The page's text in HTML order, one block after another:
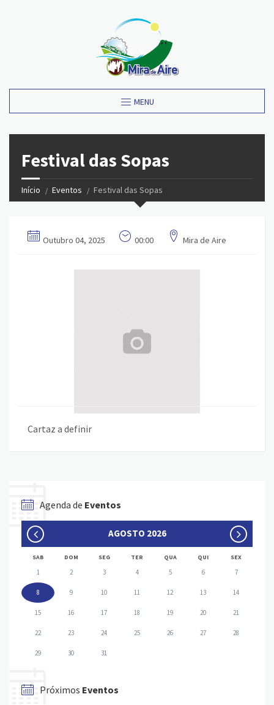
MENU
Festival das Sopas
Início Eventos Festival das Sopas
Outubro 04, 2025 00:00 Mira de Aire
Cartaz a definir
Agenda de Eventos
AGOSTO 2026
SAB DOM SEG TER QUA QUI SEX
1 2 3 4 5 6 7
8 9 10 11 12 13 14
15 16 17 18 19 20 21
22 23 24 25 26 27 28
29 30 31
Próximos Eventos